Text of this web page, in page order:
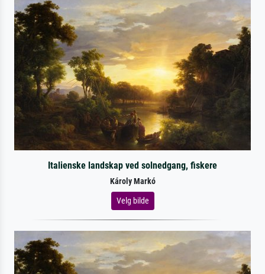
Italienske landskap ved solnedgang, fiskere
Károly Markó
Velg bilde